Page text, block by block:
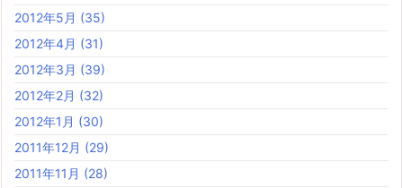
2012年5月 (35)
2012年4月 (31)
2012年3月 (39)
2012年2月 (32)
2012年1月 (30)
2011年12月 (29)
2011年11月 (28)